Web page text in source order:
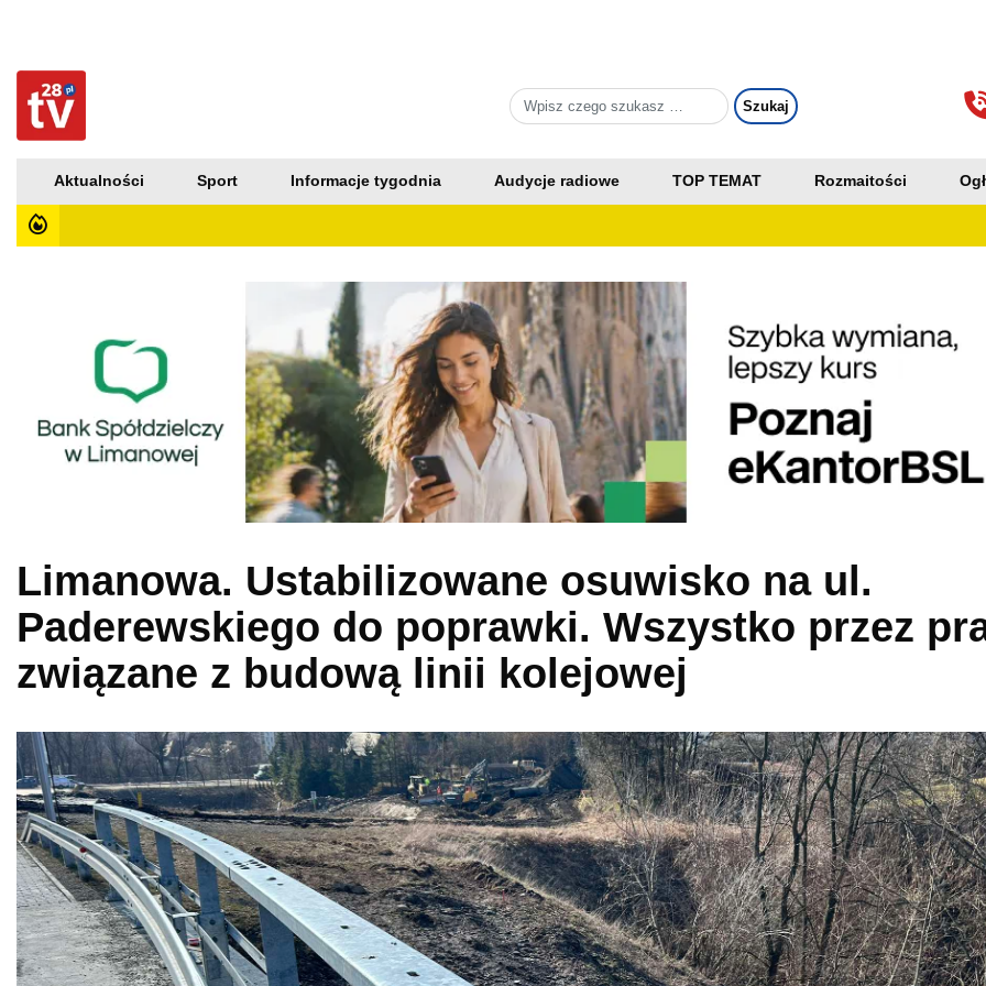
Aktualności Sport Informacje tygodnia Audycje radiowe TOP TEMAT Rozmaitości
Limanowa. Ustabilizowane osuwisko na ul.
Paderewskiego do poprawki. Wszystko przez
związane z budową linii kolejowej